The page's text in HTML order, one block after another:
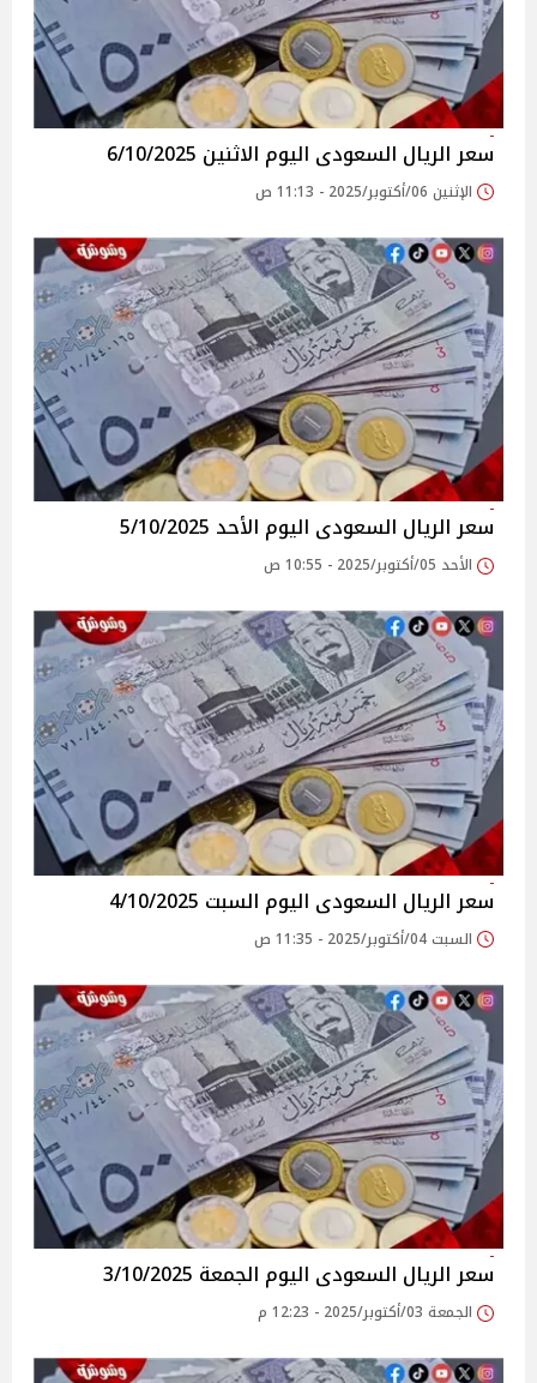
سعر الريال السعودى اليوم الاثنين 6/10/2025
الإثنين 06/أكتوبر/2025 - 11:13 ص
سعر الريال السعودى اليوم الأحد 5/10/2025
الأحد 05/أكتوبر/2025 - 10:55 ص
سعر الريال السعودى اليوم السبت 4/10/2025
السبت 04/أكتوبر/2025 - 11:35 ص
سعر الريال السعودى اليوم الجمعة 3/10/2025
الجمعة 03/أكتوبر/2025 - 12:23 م